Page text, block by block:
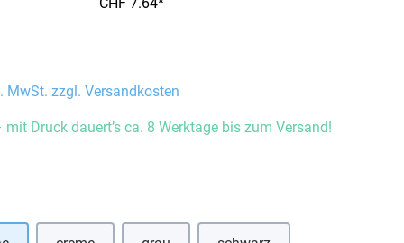
MwSt. zzgl. Versandkosten
Druck dauert’s ca. 8 Werktage bis zum Versand!